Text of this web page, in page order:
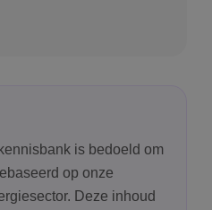
is bedoeld om
op onze
Deze inhoud
Aanbieder/
Domein